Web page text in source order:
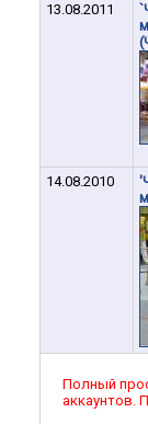
13.08.2011
14.08.2010
Полный
аккаунтов.